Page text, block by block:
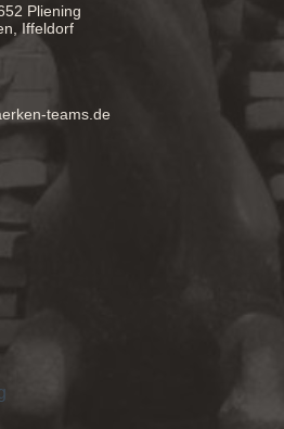
Pliening
Iffeldorf
teams.de